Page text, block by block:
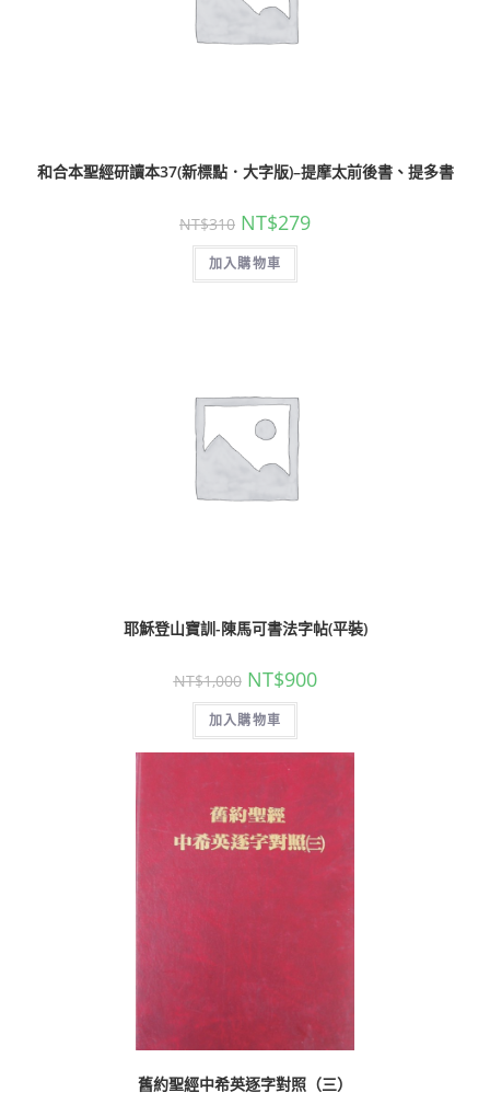
和合本聖經研讀本37(新標點．大字版)–提摩太前後書、提多書
NT$310 NT$279
加入購物車
耶穌登山寶訓-陳馬可書法字帖(平裝)
NT$1,000 NT$900
加入購物車
舊約聖經中希英逐字對照（三）